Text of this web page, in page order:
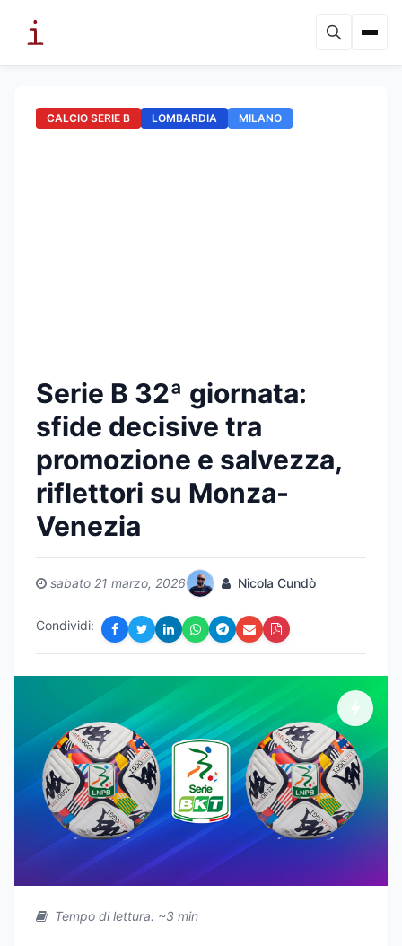
CALCIO SERIE B LOMBARDIA MILANO
Serie B 32ª giornata:
sfide decisive tra
promozione e salvezza,
riflettori su Monza-
Venezia
sabato 21 marzo, 2026 Nicola Cundò
Condividi:
Tempo di lettura: ~3 min